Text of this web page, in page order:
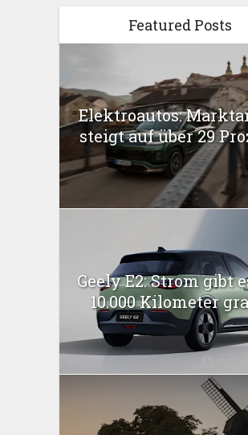
Featured Posts
Elektroautos:
steigt auf über 29
Geely E2: Strom gibt
10.000 Kilometer